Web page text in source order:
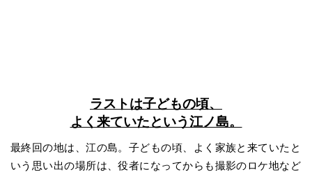
ラストは子どもの頃、
よく来ていたという江ノ島。
最終回の地は、江の島。子どもの頃、よく家族と来ていたと
いう思い出の場所は、役者になってからも撮影のロケ地など